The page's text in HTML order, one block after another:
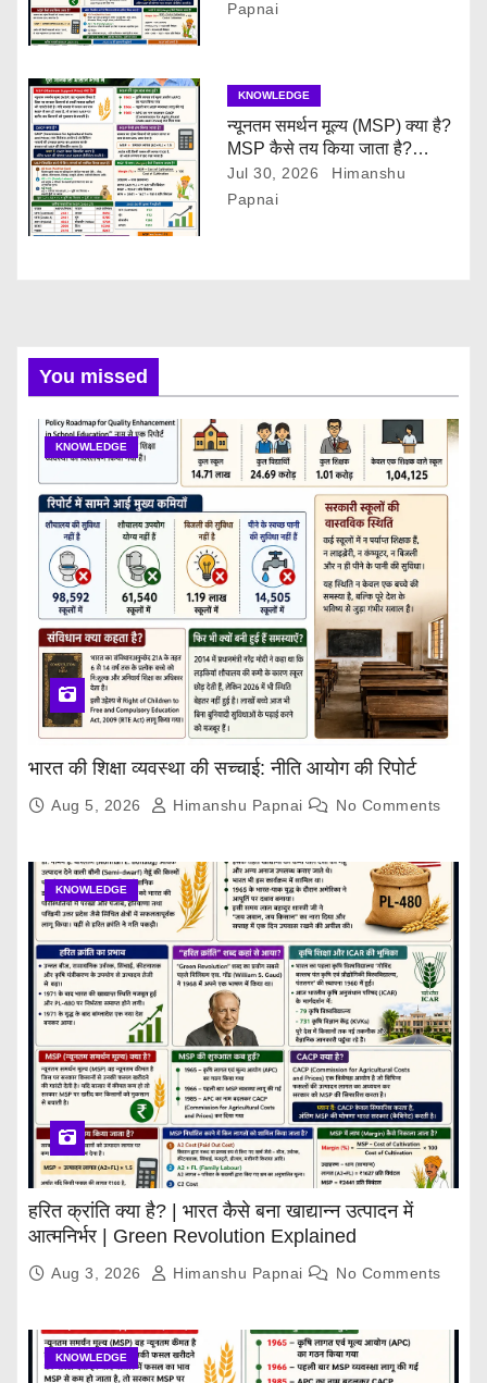
Papnai
KNOWLEDGE
न्यूनतम समर्थन मूल्य (MSP) क्या है?
MSP कैसे तय किया जाता है?
(2026-27)
Jul 30, 2026
Himanshu
Papnai
You missed
KNOWLEDGE
भारत की शिक्षा व्यवस्था की सच्चाई: नीति आयोग की रिपोर्ट
Aug 5, 2026 Himanshu Papnai No Comments
KNOWLEDGE
हरित क्रांति क्या है? | भारत कैसे बना खाद्यान्न उत्पादन में
आत्मनिर्भर | Green Revolution Explained
Aug 3, 2026 Himanshu Papnai No Comments
KNOWLEDGE